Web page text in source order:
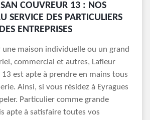
COUVREUR 13 : NOS
SERVICE DES PARTICULIERS
ENTREPRISES
une maison individuelle ou un grand
commercial et autres, Lafleur
est apte à prendre en mains tous
Ainsi, si vous résidez à Eyragues
Particulier comme grande
apte à satisfaire toutes vos